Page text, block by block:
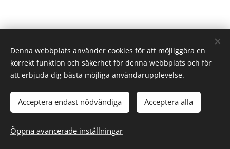
Vision hudvård 2024-2026
Alla rättigheter reserverade
Denna webbplats använder cookies för att möjliggöra en
korrekt funktion och säkerhet för denna webbplats och för
att erbjuda dig bästa möjliga användarupplevelse.
Acceptera endast nödvändiga Acceptera alla
Öppna avancerade inställningar